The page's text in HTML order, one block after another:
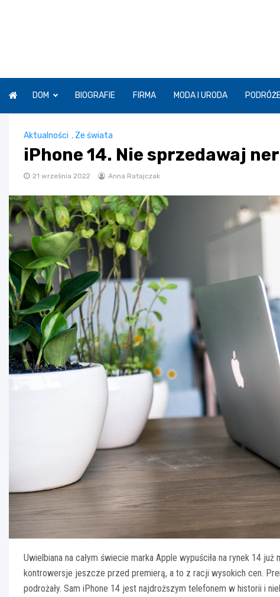
DOM BIOGRAFIE FIRMA MODA I URODA
Aktualności , Ze świata
iPhone 14. Nie sprzedawaj
21 września 2022 Anna Ratajczak
Uwielbiana na całym świecie marka Apple wypuściła na rynek 14
kontrowersje jeszcze przed premierą, a to z racji wysokich cen.
podrożały. Sam iPhone 14 jest najdroższym telefonem w historii i